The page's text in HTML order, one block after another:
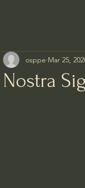
Nostra
osppe Mar 25,